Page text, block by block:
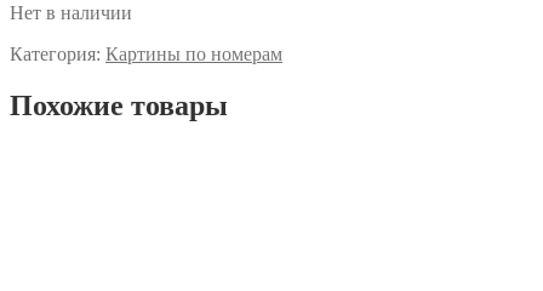
Нет в наличии
Категория: Картины по номерам
Похожие товары